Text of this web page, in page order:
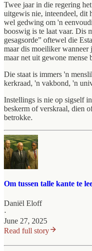
Twee jaar in die regering
uitgewis nie, inteendeel, dit
wel gedwing om 'n
booswig is te laat vaar. Dis
gesagsorde” oftewel die
maar dis moeiliker
maar net uit gewone mense
Die staat is immers 'n
kerkraad, 'n vakbond, 'n
Instellings is nie op sigself
beskerm of verskraal, dien
betrokke.
Om tussen talle kante te
Daniël Eloff
·
June 27, 2025
Read full story